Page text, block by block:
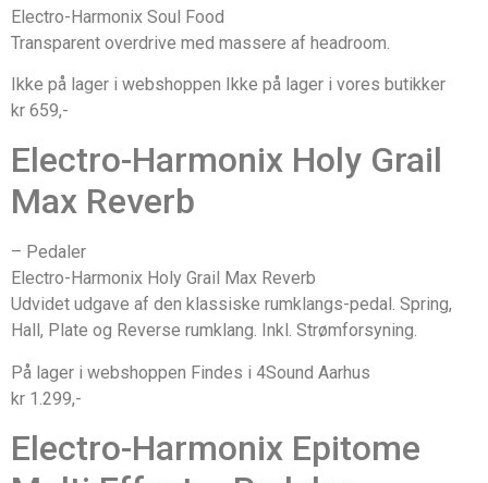
Electro-Harmonix Soul Food
Transparent overdrive med massere af headroom.
Ikke på lager i webshoppen Ikke på lager i vores butikker
kr 659,-
Electro-Harmonix Holy Grail
Max Reverb
– Pedaler
Electro-Harmonix Holy Grail Max Reverb
Udvidet udgave af den klassiske rumklangs-pedal. Spring,
Hall, Plate og Reverse rumklang. Inkl. Strømforsyning.
På lager i webshoppen Findes i 4Sound Aarhus
kr 1.299,-
Electro-Harmonix Epitome